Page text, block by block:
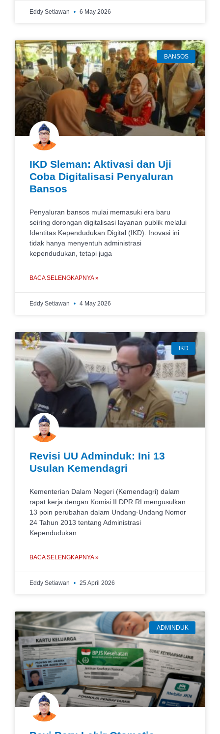
Eddy Setiawan 6 May 2026
BANSOS
IKD Sleman: Aktivasi dan Uji
Coba Digitalisasi Penyaluran
Bansos
Penyaluran bansos mulai memasuki era baru
seiring dorongan digitalisasi layanan publik melalui
Identitas Kependudukan Digital (IKD). Inovasi ini
tidak hanya menyentuh administrasi
kependudukan, tetapi juga
BACA SELENGKAPNYA »
Eddy Setiawan 4 May 2026
IKD
Revisi UU Adminduk: Ini 13
Usulan Kemendagri
Kementerian Dalam Negeri (Kemendagri) dalam
rapat kerja dengan Komisi II DPR RI mengusulkan
13 poin perubahan dalam Undang-Undang Nomor
24 Tahun 2013 tentang Administrasi
Kependudukan.
BACA SELENGKAPNYA »
Eddy Setiawan 25 April 2026
ADMINDUK